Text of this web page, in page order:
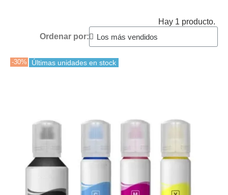
Hay 1 producto.
Ordenar por:
-30% Últimas unidades en stock